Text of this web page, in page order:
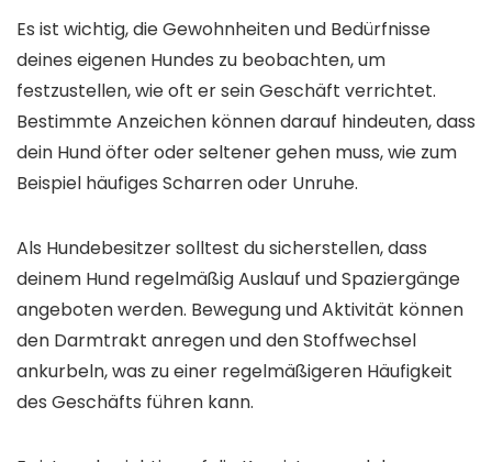
Es ist wichtig, die Gewohnheiten und Bedürfnisse
deines eigenen Hundes zu beobachten, um
festzustellen, wie oft er sein Geschäft verrichtet.
Bestimmte Anzeichen können darauf hindeuten, dass
dein Hund öfter oder seltener gehen muss, wie zum
Beispiel häufiges Scharren oder Unruhe.
Als Hundebesitzer solltest du sicherstellen, dass
deinem Hund regelmäßig Auslauf und Spaziergänge
angeboten werden. Bewegung und Aktivität können
den Darmtrakt anregen und den Stoffwechsel
ankurbeln, was zu einer regelmäßigeren Häufigkeit
des Geschäfts führen kann.